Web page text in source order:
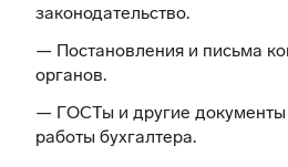
законодательство.
— Постановления и письма
органов.
— ГОСТы и другие
работы бухгалтера.